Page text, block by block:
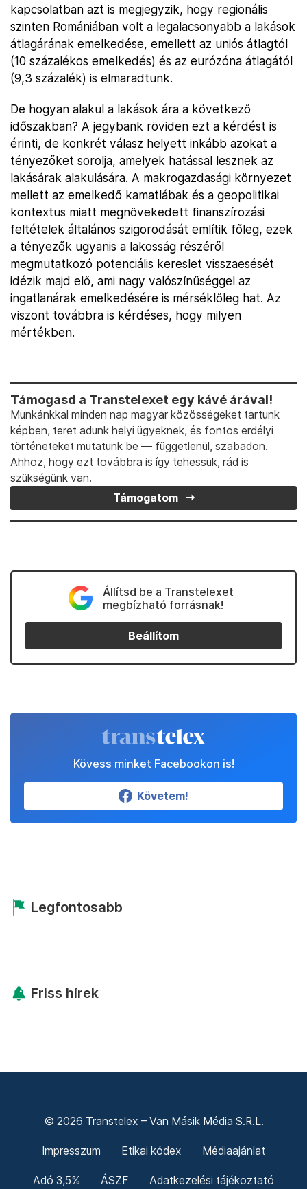
kapcsolatban azt is megjegyzik, hogy regionális
szinten Romániában volt a legalacsonyabb a lakások
átlagárának emelkedése, emellett az uniós átlagtól
(10 százalékos emelkedés) és az eurózóna átlagától
(9,3 százalék) is elmaradtunk.
De hogyan alakul a lakások ára a következő
időszakban? A jegybank röviden ezt a kérdést is
érinti, de konkrét válasz helyett inkább azokat a
tényezőket sorolja, amelyek hatással lesznek az
lakásárak alakulására. A makrogazdasági környezet
mellett az emelkedő kamatlábak és a geopolitikai
kontextus miatt megnövekedett finanszírozási
feltételek általános szigorodását említik főleg, ezek
a tényezők ugyanis a lakosság részéről
megmutatkozó potenciális kereslet visszaesését
idézik majd elő, ami nagy valószínűséggel az
ingatlanárak emelkedésére is mérséklőleg hat. Az
viszont továbbra is kérdéses, hogy milyen
mértékben.
Támogasd a Transtelexet egy kávé árával!
Munkánkkal minden nap magyar közösségeket tartunk
képben, teret adunk helyi ügyeknek, és fontos erdélyi
történeteket mutatunk be — függetlenül, szabadon.
Ahhoz, hogy ezt továbbra is így tehessük, rád is
szükségünk van.
Támogatom
Állítsd be a Transtelexet
megbízható forrásnak!
Beállítom
Kövess minket Facebookon is!
Követem!
Legfontosabb
Friss hírek
© 2026 Transtelex – Van Másik Média S.R.L.
Impresszum Etikai kódex Médiaajánlat
Adó 3,5% ÁSZF Adatkezelési tájékoztató